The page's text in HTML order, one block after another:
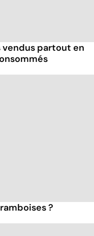
partout en
?